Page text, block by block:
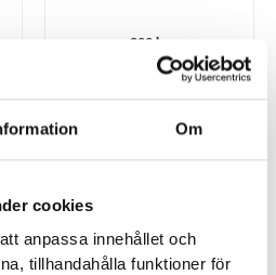
Om
cookies
anpassa innehållet och
tillhandahålla funktioner för
300 kr
80kr